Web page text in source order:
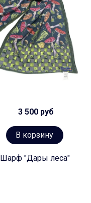
3 500 руб
В корзину
Шарф "Дары леса"